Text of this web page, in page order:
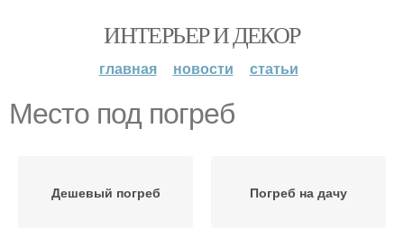
ИНТЕРЬЕР И ДЕКОР
главная новости статьи
Место под погреб
Дешевый погреб Погреб на дачу